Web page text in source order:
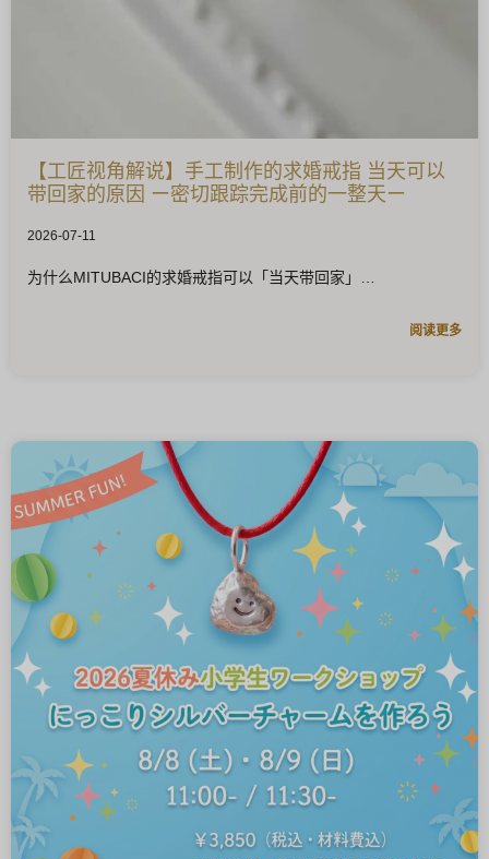
【工匠视角解说】手工制作的求婚戒指 当天可以
带回家的原因 ー密切跟踪完成前的一整天ー
2026-07-11
为什么MITUBACI的求婚戒指可以「当天带回家」
阅读更多